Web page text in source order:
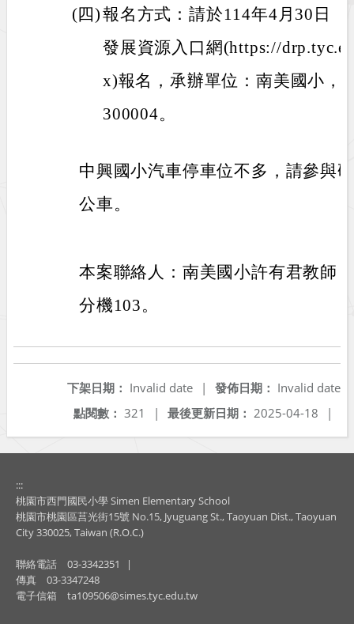
(四)報名方式：請於114年4月30日
發展資源入口網(https://
x)報名，承辦單位：南美國小，
300004。
中興國小汽車停車位不多，請參與
公車。
本案聯絡人：南美國小許有君教師
分機103。
發佈日期： Invalid date
下架日期： Invalid date
|
最後更新日期： 2025-04-18 |
點閱數： 321 |
:::
桃園市西門國民小學 Simen Elementary School
桃園市桃園區莒光街15號 No.15, Jyuguang St., Taoyuan Dist., Taoyuan
City 330025, Taiwan (R.O.C.)
聯絡電話 03-3342351
|
傳真
03-3347248
電子信箱
ta109506@simes.tyc.edu.tw